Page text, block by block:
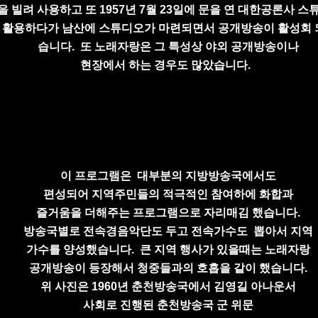
빌려 사용하고 또 1957년 7월 23일에 문을 연 대한공론사 스
활용하다가 남산에 스튜디오가 마련되면서 공개방송이 활성회
습니다. 또 노래자랑은 그 특성상 야외 공개방송이나
현장에서 하는 경우도 많았습니다.
이 프로그램은 대부분의 지방방송국에서도
편성되어 지역주민들의 적극적인 참여하에 화합과
즐거움을 더해주는 프로그램으로 자리매김 했습니다.
방송국별로 전속경음악단도 두고 전속가수도 뽑아서 지역
가수를 양성했습니다. 큰 지역 행사가 있을때는 노래자랑
공개방송이
등장해서 청중들과의 호흡을 같이 했습니다.
위 사진은 1960년 춘천방송국에서 김영길 아나운서
사회로 진행된 춘천방송국 군 위문